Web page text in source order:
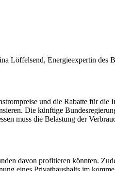
Löffelsend, Energieexpertin des
und die Rabatte für die
Die künftige
muss die Belastung der
davon profitieren könnten.
eines Privathaushalts im